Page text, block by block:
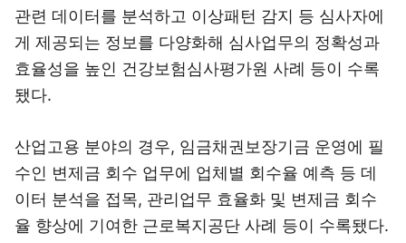
관련 데이터를 분석하고 이상패턴 감지 등 심사자에
게 제공되는 정보를 다양화해 심사업무의 정확성과
효율성을 높인 건강보험심사평가원 사례 등이 수록
됐다.
산업고용 분야의 경우, 임금채권보장기금 운영에 필
수인 변제금 회수 업무에 업체별 회수율 예측 등 데
이터 분석을 접목, 관리업무 효율화 및 변제금 회수
율 향상에 기여한 근로복지공단 사례 등이 수록됐다.